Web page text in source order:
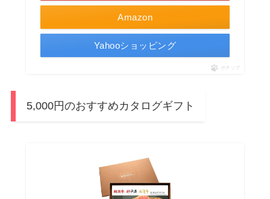
Amazon
Yahooショッピング
ポチップ
5,000円のおすすめカタログギフト